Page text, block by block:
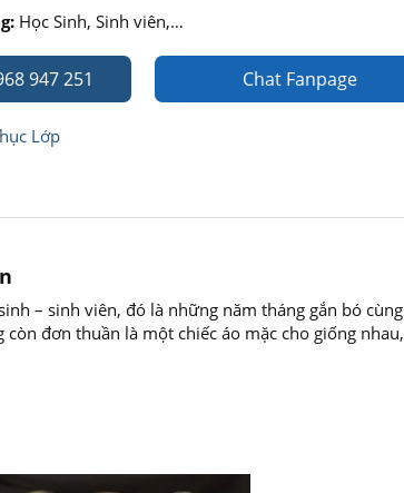
Học Sinh, Sinh viên,…
947 251 Chat Fanpage
Lớp
– sinh viên, đó là những năm tháng gắn bó cùng
đơn thuần là một chiếc áo mặc cho giống nhau,